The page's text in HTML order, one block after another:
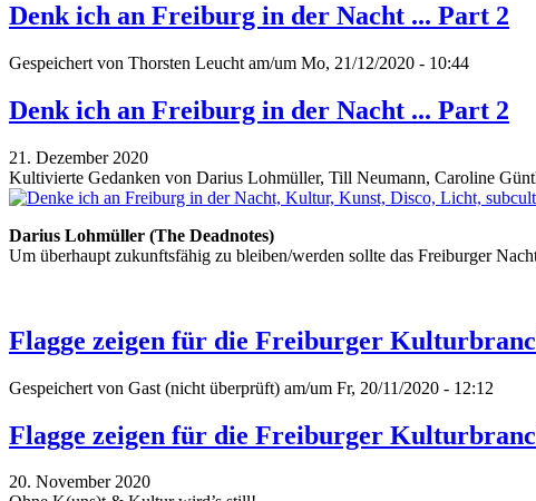
Denk ich an Freiburg in der Nacht ... Part 2
Gespeichert von Thorsten Leucht am/um Mo, 21/12/2020 - 10:44
Denk ich an Freiburg in der Nacht ... Part 2
21. Dezember 2020
Kultivierte Gedanken von Darius Lohmüller, Till Neumann, Caroline
Darius Lohmüller (The Deadnotes)
Um überhaupt zukunftsfähig zu bleiben/werden sollte das Freiburger
Flagge zeigen für die Freiburger
Gespeichert von Gast (nicht überprüft) am/um Fr, 20/11/2020 - 12:12
Flagge zeigen für die Freiburger
20. November 2020